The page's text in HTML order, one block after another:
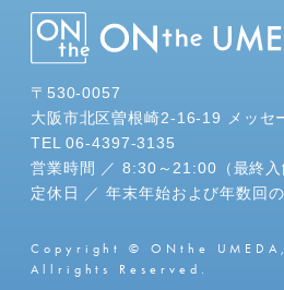
〒530-0057
大阪市北区曽根崎2-16-19 メッセ
TEL 06-4397-3135
営業時間 ／ 8:30～21:00（最終入
定休日 ／ 年末年始および年数回
Copyright © ONthe UMEDA,
Allrights Reserved.